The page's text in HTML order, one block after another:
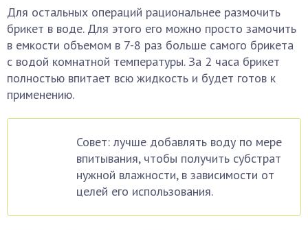
Для остальных операций рациональнее размочить
брикет в воде. Для этого его можно просто замочить
в емкости объемом в 7-8 раз больше самого брикета
с водой комнатной температуры. За 2 часа брикет
полностью впитает всю жидкость и будет готов к
применению.
Совет: лучше добавлять воду по мере
впитывания, чтобы получить субстрат
нужной влажности, в зависимости от
целей его использования.